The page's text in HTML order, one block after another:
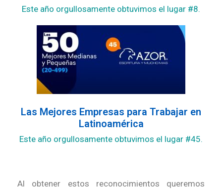
Este año orgullosamente obtuvimos el lugar #8.​
Las Mejores Empresas para Trabajar en
Latinoamérica
Este año orgullosamente obtuvimos el lugar #45.​
Al obtener estos reconocimientos queremos